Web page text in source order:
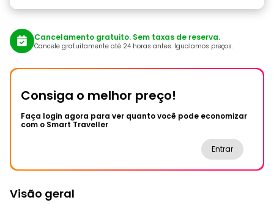
Cancelamento gratuito. Sem taxas de reserva.
Cancele gratuitamente até 24 horas antes. Igualamos preços.
Consiga o melhor preço!
Faça login agora para ver quanto você pode economizar
com o Smart Traveller
Entrar
Visão geral